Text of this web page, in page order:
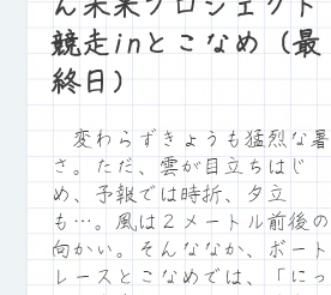
競走inとこなめ（最
終日）
変わらずきょうも猛烈な暑
さ。ただ、雲が目立ちはじ
め、予報では時折、夕立
も…。風は２メートル前後の
向かい。そんななか、ボート
レースとこなめでは、「にっ